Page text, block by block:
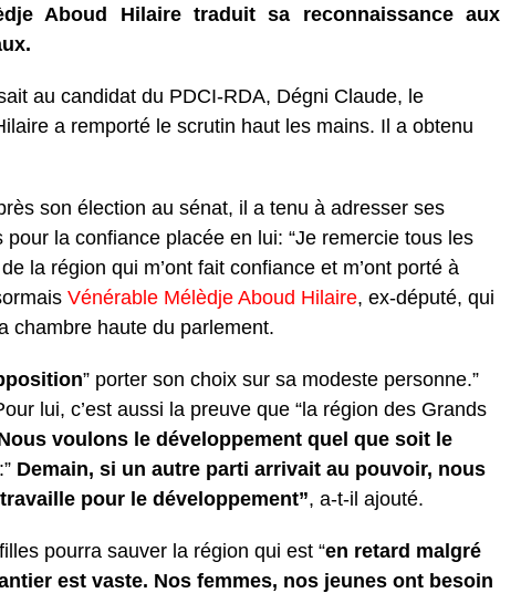
Aboud Hilaire traduit sa reconnaissance aux
au candidat du PDCI-RDA, Dégni Claude, le
a remporté le scrutin haut les mains. Il a obtenu
son élection au sénat, il a tenu à adresser ses
la confiance placée en lui: “Je remercie tous les
la région qui m’ont fait confiance et m’ont porté à
Vénérable Mélèdje Aboud Hilaire, ex-député, qui
chambre haute du parlement.
” porter son choix sur sa modeste personne.”
lui, c’est aussi la preuve que “la région des Grands
voulons le développement quel que soit le
Demain, si un autre parti arrivait au pouvoir, nous
pour le développement”, a-t-il ajouté.
pourra sauver la région qui est “en retard malgré
est vaste. Nos femmes, nos jeunes ont besoin